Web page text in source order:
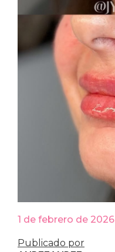
1 de febrero de 2026
Publicado por